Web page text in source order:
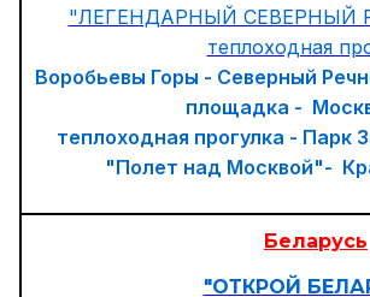
"ЛЕГЕНДАРНЫЙ СЕВЕРНЫЙ
теплоходная
Воробьевы Горы - Северный
площадка -
теплоходная прогулка - Парк
"Полет над Москвой"-
Беларусь
"ОТКРОЙ